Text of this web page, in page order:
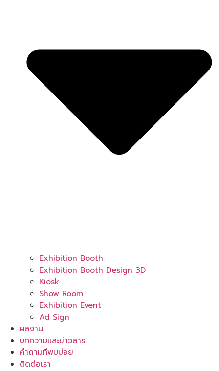
Exhibition Booth
Exhibition Booth Design 3D
Kiosk
Show Room
Exhibition Event
Ad Sign
ผลงาน
บทความและข่าวสาร
คำถามที่พบบ่อย
ติดต่อเรา